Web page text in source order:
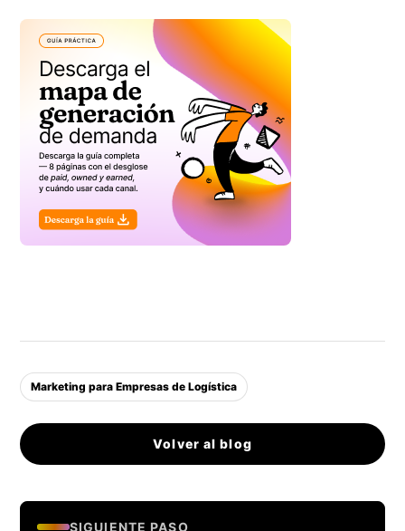
Marketing para Empresas de Logística
Volver al blog
SIGUIENTE PASO